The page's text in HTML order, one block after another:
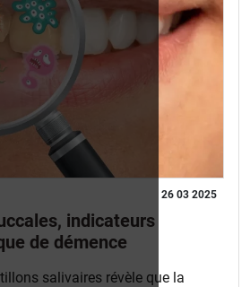
26 03 2025
indicateurs
de démence
salivaires révèle que la